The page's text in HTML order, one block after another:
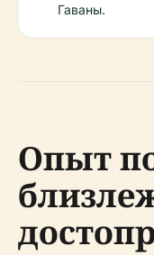
Гаваны.
Опыт